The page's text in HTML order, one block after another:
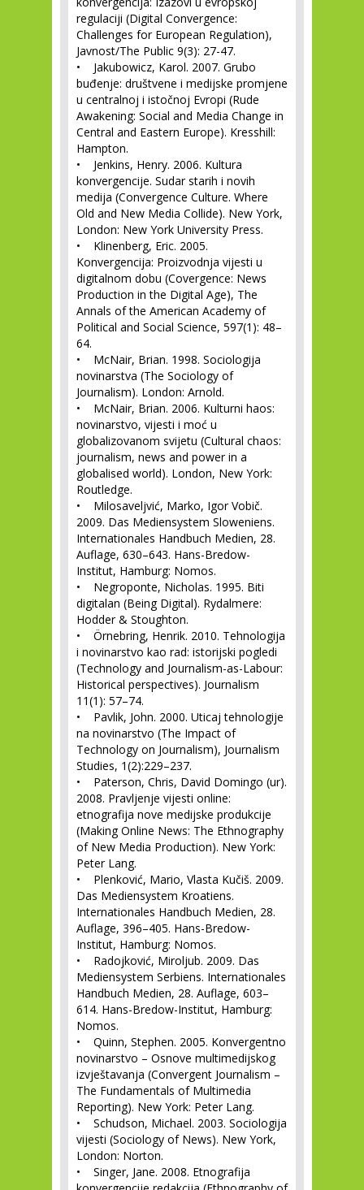
regulaciji (Digital Convergence:
Challenges for European Regulation),
Javnost/The Public 9(3): 27-47.
• Jakubowicz, Karol. 2007. Grubo
buđenje: društvene i medijske promjene
u centralnoj i istočnoj Evropi (Rude
Awakening: Social and Media Change in
Central and Eastern Europe). Kresshill:
Hampton.
• Jenkins, Henry. 2006. Kultura
konvergencije. Sudar starih i novih
medija (Convergence Culture. Where
Old and New Media Collide). New York,
London: New York University Press.
• Klinenberg, Eric. 2005.
Konvergencija: Proizvodnja vijesti u
digitalnom dobu (Covergence: News
Production in the Digital Age), The
Annals of the American Academy of
Political and Social Science, 597(1): 48–
64.
• McNair, Brian. 1998. Sociologija
novinarstva (The Sociology of
Journalism). London: Arnold.
• McNair, Brian. 2006. Kulturni haos:
novinarstvo, vijesti i moć u
globalizovanom svijetu (Cultural chaos:
journalism, news and power in a
globalised world). London, New York:
Routledge.
• Milosaveljvić, Marko, Igor Vobič.
2009. Das Mediensystem Sloweniens.
Internationales Handbuch Medien, 28.
Auflage, 630–643. Hans-Bredow-
Institut, Hamburg: Nomos.
• Negroponte, Nicholas. 1995. Biti
digitalan (Being Digital). Rydalmere:
Hodder & Stoughton.
• Örnebring, Henrik. 2010. Tehnologija
i novinarstvo kao rad: istorijski pogledi
(Technology and Journalism-as-Labour:
Historical perspectives). Journalism
11(1): 57–74.
• Pavlik, John. 2000. Uticaj tehnologije
na novinarstvo (The Impact of
Technology on Journalism), Journalism
Studies, 1(2):229–237.
• Paterson, Chris, David Domingo (ur).
2008. Pravljenje vijesti online:
etnografija nove medijske produkcije
(Making Online News: The Ethnography
of New Media Production). New York:
Peter Lang.
• Plenković, Mario, Vlasta Kučiš. 2009.
Das Mediensystem Kroatiens.
Internationales Handbuch Medien, 28.
Auflage, 396–405. Hans-Bredow-
Institut, Hamburg: Nomos.
• Radojković, Miroljub. 2009. Das
Mediensystem Serbiens. Internationales
Handbuch Medien, 28. Auflage, 603–
614. Hans-Bredow-Institut, Hamburg:
Nomos.
• Quinn, Stephen. 2005. Konvergentno
novinarstvo – Osnove multimedijskog
izvještavanja (Convergent Journalism –
The Fundamentals of Multimedia
Reporting). New York: Peter Lang.
• Schudson, Michael. 2003. Sociologija
vijesti (Sociology of News). New York,
London: Norton.
• Singer, Jane. 2008. Etnografija